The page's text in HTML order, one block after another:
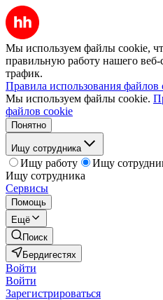
Мы используем файлы cookie,
правильную работу нашего веб-
трафик.
Правила использования файлов
Мы используем файлы cookie.
файлов cookie
Понятно
Ищу сотрудника
Ищу работу
Ищу
Ищу сотрудника
Сервисы
Помощь
Ещё
Поиск
Бердигестях
Войти
Войти
Зарегистрироваться